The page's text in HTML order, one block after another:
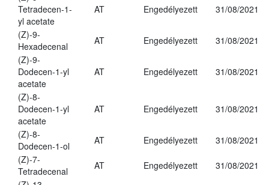
Tetradecen-1-
yl acetate
AT Engedélyezett 31/08/2021
(Z)-9-
Hexadecenal
AT Engedélyezett
31/08/2021
(Z)-9-
Dodecen-1-yl
acetate
AT Engedélyezett 31/08/2021
(Z)-8-
Dodecen-1-yl
acetate
AT Engedélyezett 31/08/2021
(Z)-8-
Dodecen-1-ol
AT Engedélyezett
31/08/2021
(Z)-7-
Tetradecenal
AT Engedélyezett
31/08/2021